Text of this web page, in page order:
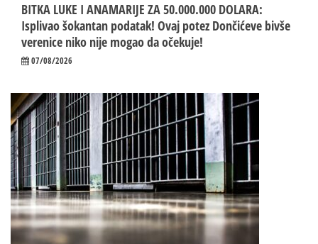
BITKA LUKE I ANAMARIJE ZA 50.000.000 DOLARA:
Isplivao šokantan podatak! Ovaj potez Dončićeve bivše
verenice niko nije mogao da očekuje!
07/08/2026